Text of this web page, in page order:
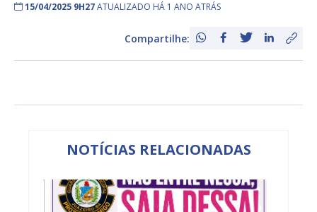
15/04/2025 9H27ATUALIZADO HÁ 1 ANO ATRÁS
Compartilhe:
NOTÍCIAS RELACIONADAS